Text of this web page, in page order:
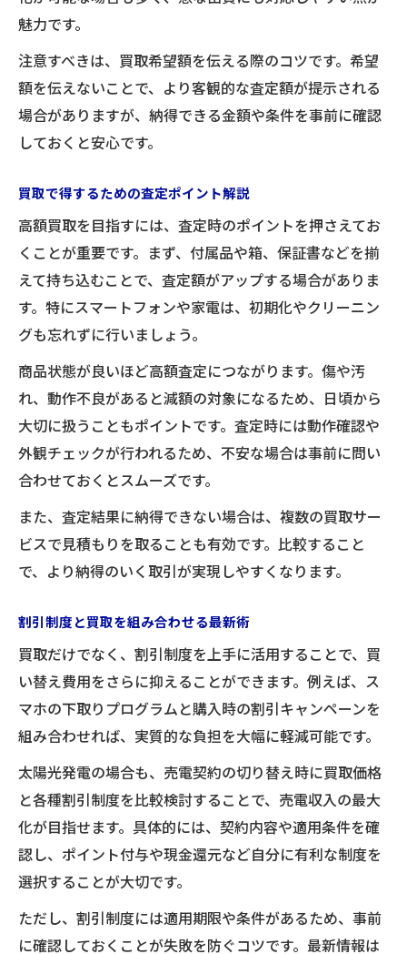
プログラム利用時の注意点と対策方法
買取プログラムの利用体験談を紹介
魅力です。
注意すべきは、買取希望額を伝える際のコツです。希望
額を伝えないことで、より客観的な査定額が提示される
場合がありますが、納得できる金額や条件を事前に確認
しておくと安心です。
買取で得するための査定ポイント解説
高額買取を目指すには、査定時のポイントを押さえてお
くことが重要です。まず、付属品や箱、保証書などを揃
えて持ち込むことで、査定額がアップする場合がありま
す。特にスマートフォンや家電は、初期化やクリーニン
グも忘れずに行いましょう。
商品状態が良いほど高額査定につながります。傷や汚
れ、動作不良があると減額の対象になるため、日頃から
大切に扱うこともポイントです。査定時には動作確認や
外観チェックが行われるため、不安な場合は事前に問い
合わせておくとスムーズです。
また、査定結果に納得できない場合は、複数の買取サー
ビスで見積もりを取ることも有効です。比較すること
で、より納得のいく取引が実現しやすくなります。
割引制度と買取を組み合わせる最新術
買取だけでなく、割引制度を上手に活用することで、買
い替え費用をさらに抑えることができます。例えば、ス
マホの下取りプログラムと購入時の割引キャンペーンを
組み合わせれば、実質的な負担を大幅に軽減可能です。
太陽光発電の場合も、売電契約の切り替え時に買取価格
と各種割引制度を比較検討することで、売電収入の最大
化が目指せます。具体的には、契約内容や適用条件を確
認し、ポイント付与や現金還元など自分に有利な制度を
選択することが大切です。
ただし、割引制度には適用期限や条件があるため、事前
に確認しておくことが失敗を防ぐコツです。最新情報は